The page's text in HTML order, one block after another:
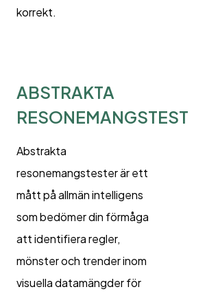
korrekt.
ABSTRAKTA
RESONEMANGSTEST
Abstrakta
resonemangstester är ett
mått på allmän intelligens
som bedömer din förmåga
att identifiera regler,
mönster och trender inom
visuella datamängder för